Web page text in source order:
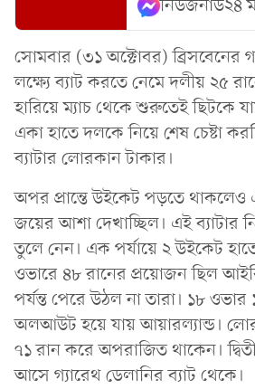
নিউজনাউ২৪
সোমবার (৩১ অক্টোবর) ব্রিসবেনের
লক্ষ্যে ব্যাট করতে নেমে দলীয় ২৫
হারিয়ে ম্যাচ থেকে শুরুতেই ছিটকে
একা হাতে দলকে নিয়ে শেষ চেষ্টা
ব্যাটার লোরকান টাকার।
অপর প্রান্তে উইকেট পড়তে
জয়ের আশা দেখাচ্ছিল। এই ব্যাটার
তুলে নেন। এক পর্যায়ে ২ উইকেট
ওভারে ৪৮ রানের প্রয়োজন ছিল
পর্যন্ত পেরে উঠল না তারা। ১৮
অলআউট হয়ে যায় আয়ারল্যান্ড।
৭১ রান করে অপরাজিত থাকেন।
আসে গ্যারেথ ডেলানির ব্যাট থেকে।